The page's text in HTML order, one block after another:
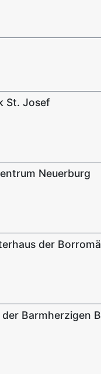
St. Josef
Neuerburg
der
Barmherzigen